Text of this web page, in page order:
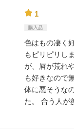
1
購入品
色はもの凄く
もピリピリし
が、唇が荒れ
も好きなので
体に悪そうな
た。 合う人が